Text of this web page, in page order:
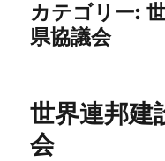
カテゴリー:
県協議会
世界連邦建
会